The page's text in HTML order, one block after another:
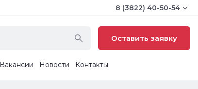
8 (3822) 40-50-54
Оставить заявку
Вакансии Новости Контакты